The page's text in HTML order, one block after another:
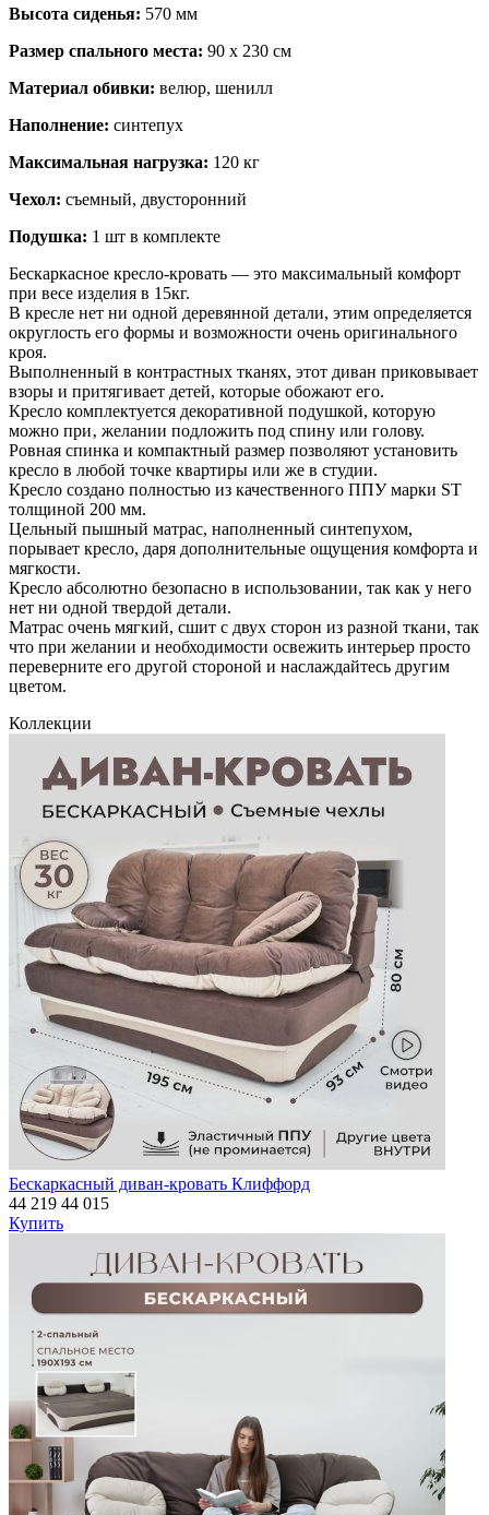
Высота сиденья: 570 мм
Размер спального места: 90 х 230 см
Материал обивки: велюр, шенилл
Наполнение: синтепух
Максимальная нагрузка: 120 кг
Чехол: съемный, двусторонний
Подушка: 1 шт в комплекте
Бескаркасное кресло-кровать — это максимальный комфорт
при весе изделия в 15кг.
В кресле нет ни одной деревянной детали, этим определяется
округлость его формы и возможности очень оригинального
кроя.
Выполненный в контрастных тканях, этот диван приковывает
взоры и притягивает детей, которые обожают его.
Кресло комплектуется декоративной подушкой, которую
можно при‚ желании подложить под спину или голову.
Ровная спинка и компактный размер позволяют установить
кресло в любой точке квартиры или же в студии.
Кресло создано полностью из качественного ППУ марки ST
толщиной 200 мм.
Цельный пышный матрас, наполненный синтепухом,
порывает кресло, даря дополнительные ощущения комфорта и
мягкости.
Кресло абсолютно безопасно в использовании, так как у него
нет ни одной твердой детали.
Матрас очень мягкий, сшит с двух сторон из разной ткани, так
что при желании и необходимости освежить интерьер просто
переверните его другой стороной и наслаждайтесь другим
цветом.
Коллекции
Бескаркасный диван-кровать Клиффорд
44 219 44 015
Купить